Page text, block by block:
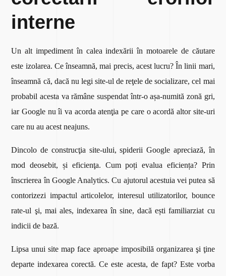
interne
Un alt impediment în calea indexării în motoarele de căutare
este izolarea. Ce înseamnă, mai precis, acest lucru? În linii mari,
înseamnă că, dacă nu legi site-ul de reţele de socializare, cel mai
probabil acesta va rămâne suspendat într-o așa-numită zonă gri,
iar Google nu îi va acorda atenţia pe care o acordă altor site-uri
care nu au acest neajuns.
Dincolo de construcţia site-ului, spiderii Google apreciază, în
mod deosebit, și eficienţa. Cum poți evalua eficiența? Prin
înscrierea în Google Analytics. Cu ajutorul acestuia vei putea să
contorizezi impactul articolelor, interesul utilizatorilor, bounce
rate-ul şi, mai ales, indexarea în sine, dacă ești familiarziat cu
indicii de bază.
Lipsa unui site map face aproape imposibilă organizarea şi ţine
departe indexarea corectă. Ce este acesta, de fapt? Este vorba